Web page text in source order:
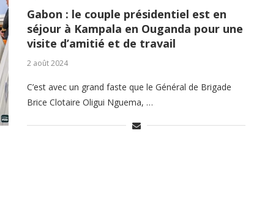
Gabon : le couple présidentiel est en
séjour à Kampala en Ouganda pour une
visite d’amitié et de travail
2 août 2024
C’est avec un grand faste que le Général de Brigade
Brice Clotaire Oligui Nguema, …